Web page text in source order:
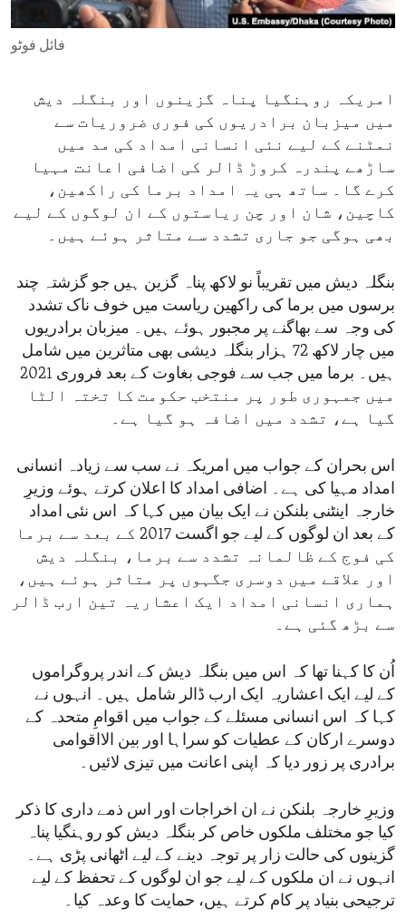
ENVIRONMENT AND HEALTH
IDEALS AND INSTITUTIONS
فائل فوٹو
امریکہ روہنگیا پناہ گزینوں اور بنگلہ دیش
میں میزبان برادریوں کی فوری ضروریات سے
نمٹنے کے لیے نئی انسانی امداد کی مد میں
ساڑھے پندرہ کروڑ ڈالر کی اضافی اعانت مہیا
کرے گا۔ ساتھ ہی یہ امداد برما کی راکھین،
کاچین، شان اور چن ریاستوں کے ان لوگوں کے لیے
بھی ہوگی جو جاری تشدد سے متاثر ہوئے ہیں۔
بنگلہ دیش میں تقریباً نو لاکھ پناہ گزین ہیں جو گزشتہ چند
برسوں میں برما کی راکھین ریاست میں خوف ناک تشدد
کی وجہ سے بھاگنے پر مجبور ہوئے ہیں۔ میزبان برادریوں
میں چار لاکھ 72 ہزار بنگلہ دیشی بھی متاثرین میں شامل
ہیں۔ برما میں جب سے فوجی بغاوت کے بعد فروری 2021
میں جمہوری طور پر منتخب حکومت کا تختہ الٹا
گیا ہے، تشدد میں اضافہ ہو گیا ہے۔
اس بحران کے جواب میں امریکہ نے سب سے زیادہ انسانی
امداد مہیا کی ہے۔ اضافی امداد کا اعلان کرتے ہوئے وزیرِ
خارجہ اینٹنی بلنکن نے ایک بیان میں کہا کہ اس نئی امداد
کے بعد ان لوگوں کے لیے جو اگست 2017 کے بعد سے برما
کی فوج کے ظالمانہ تشدد سے برما، بنگلہ دیش
اور علاقے میں دوسری جگہوں پر متاثر ہوئے ہیں،
ہماری انسانی امداد ایک اعشاریہ تین ارب ڈالر
سے بڑھ گئی ہے۔
اُن کا کہنا تھا کہ اس میں بنگلہ دیش کے اندر پروگراموں
کے لیے ایک اعشاریہ ایک ارب ڈالر شامل ہیں۔ انہوں نے
کہا کہ اس انسانی مسئلے کے جواب میں اقوامِ متحدہ کے
دوسرے ارکان کے عطیات کو سراہا اور بین الااقوامی
برادری پر زور دیا کہ اپنی اعانت میں تیزی لائیں۔
وزیرِ خارجہ بلنکن نے ان اخراجات اور اس ذمے داری کا ذکر
کیا جو مختلف ملکوں خاص کر بنگلہ دیش کو روہنگیا پناہ
گزینوں کی حالت زار پر توجہ دینے کے لیے اٹھانی پڑی ہے۔
انہوں نے ان ملکوں کے لیے جو ان لوگوں کے تحفظ کے لیے
ترجیحی بنیاد پر کام کرتے ہیں، حمایت کا وعدہ کیا۔